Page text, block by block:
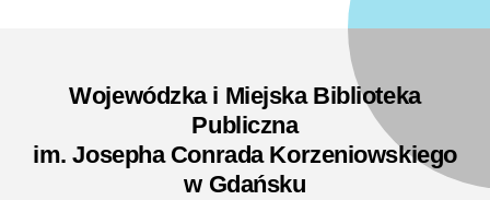
Wojewódzka i Miejska Biblioteka
Publiczna
im. Josepha Conrada Korzeniowskiego
w Gdańsku